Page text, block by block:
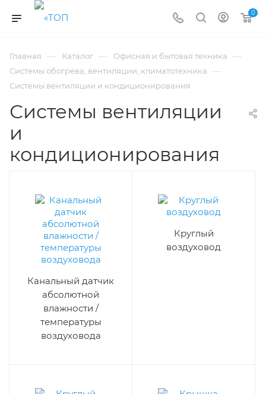
0
Главная — Каталог — Офисная и бытовая техника —
Системы обогрева, вентиляции, климатотехника —
Системы вентиляции и кондиционирования
Системы вентиляции
и
кондиционирования
Канальный датчик
абсолютной
влажности /
температуры
воздуховода
Круглый
воздуховод